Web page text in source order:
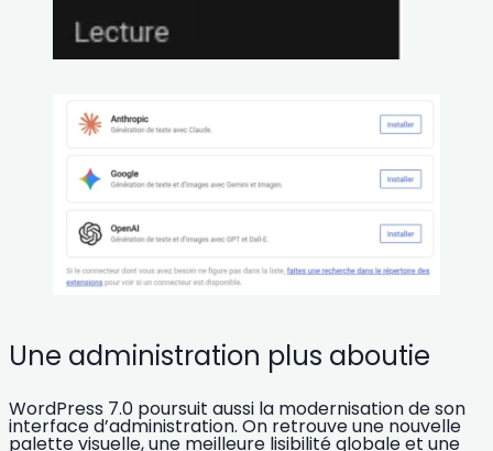
Une administration plus aboutie
WordPress 7.0 poursuit aussi la modernisation de son
interface d’administration. On retrouve une nouvelle
palette visuelle, une meilleure lisibilité globale et une